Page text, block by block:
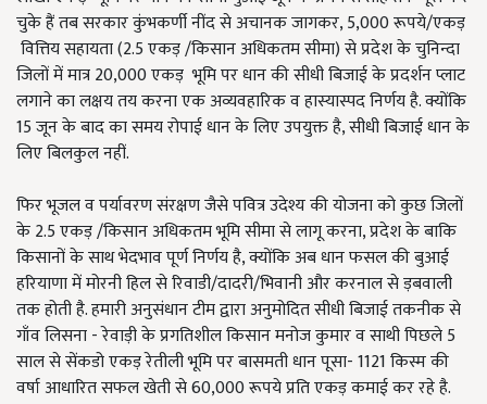
चुके हैं तब सरकार कुंभकर्णी नींद से अचानक जागकर, 5,000 रूपये/एकड़
वित्तिय सहायता (2.5 एकड़ /किसान अधिकतम सीमा) से प्रदेश के चुनिन्दा
जिलों में मात्र 20,000 एकड़ भूमि पर धान की सीधी बिजाई के प्रदर्शन प्लाट
लगाने का लक्षय तय करना एक अव्यवहारिक व हास्यास्पद निर्णय है. क्योंकि
15 जून के बाद का समय रोपाई धान के लिए उपयुक्त है, सीधी बिजाई धान के
लिए बिलकुल नहीं.
फिर भूजल व पर्यावरण संरक्षण जैसे पवित्र उदेश्य की योजना को कुछ जिलों
के 2.5 एकड़ /किसान अधिकतम भूमि सीमा से लागू करना, प्रदेश के बाकि
किसानों के साथ भेदभाव पूर्ण निर्णय है, क्योंकि अब धान फसल की बुआई
हरियाणा में मोरनी हिल से रिवाडी/दादरी/भिवानी और करनाल से ड़बवाली
तक होती है. हमारी अनुसंधान टीम द्वारा अनुमोदित सीधी बिजाई तकनीक से
गाँव लिसना - रेवाड़ी के प्रगतिशील किसान मनोज कुमार व साथी पिछले 5
साल से सेंकडो एकड़ रेतीली भूमि पर बासमती धान पूसा- 1121 किस्म की
वर्षा आधारित सफल खेती से 60,000 रूपये प्रति एकड़ कमाई कर रहे है.